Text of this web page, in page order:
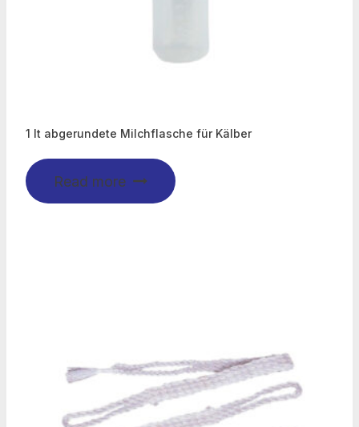
1 lt abgerundete Milchflasche für Kälber
Read more